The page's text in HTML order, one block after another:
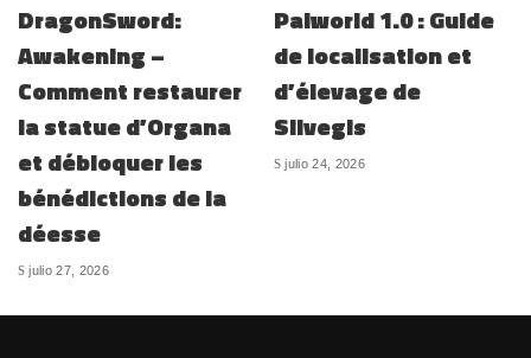
DragonSword:
Awakening –
Comment restaurer
la statue d’Organa
et débloquer les
bénédictions de la
déesse
julio 27, 2026
Palworld 1.0 : Guide
de localisation et
d’élevage de
Silvegis
julio 24, 2026